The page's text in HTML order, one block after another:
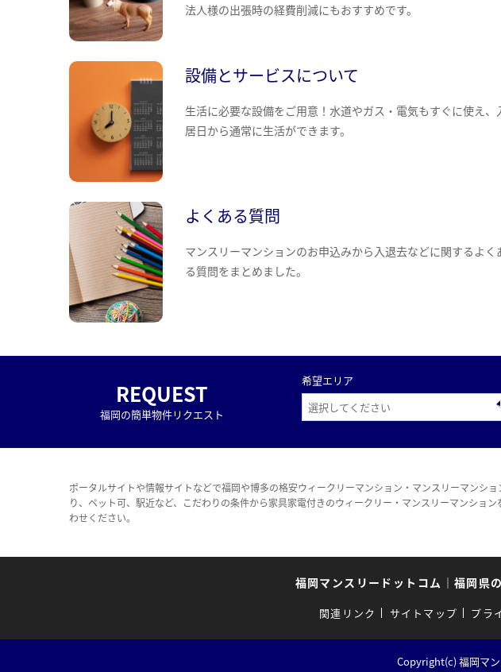
法人様の出張時の経費削減にもおすすめです。
設備とサービスについて
生活に必要な設備をご用意！水道やガス・電気もすぐに使え、
居日から通常に生活ができます。
よくある質問
マンスリーマンションのお申込みから入退去などに関するよく
る質問をまとめました。
REQUEST
福岡の簡単物件リクエスト
希望エリア
ポータルサイトや情報サイトなどで福岡や博多の格安ウィークリーマンション・マンスリーマンシ
り、ペット可、駅近など、こだわりの条件から家具家電付きのウィークリー・マンスリーマンショ
わせください。
福岡マンスリードットコム ｜ 福岡県
関連リンク サイトマップ プラ
Copyright(c) 福岡マ